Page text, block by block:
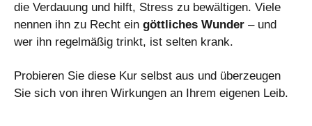
die Verdauung und hilft, Stress zu bewältigen. Viele
nennen ihn zu Recht ein göttliches Wunder – und
wer ihn regelmäßig trinkt, ist selten krank.
Probieren Sie diese Kur selbst aus und überzeugen
Sie sich von ihren Wirkungen an Ihrem eigenen Leib.